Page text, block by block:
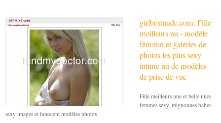
girlbestnude.com: Fille
meilleurs nu - modèle
féminin et galeries de
photos les plus sexy
intime nu de modèles
de prise de vue
Fille meilleurs nue et belle nues
femmes sexy, mignonnes babes
sexy images et innocent modèles photos